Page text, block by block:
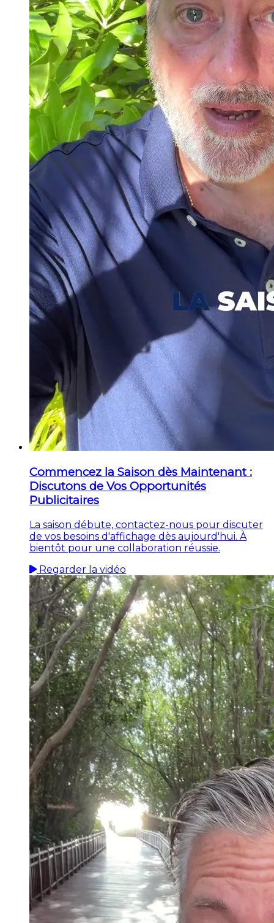
Commencez la Saison dès Maintenant :
Discutons de Vos Opportunités
Publicitaires
La saison débute, contactez-nous pour discuter
de vos besoins d'affichage dès aujourd'hui. À
bientôt pour une collaboration réussie.
Regarder la vidéo